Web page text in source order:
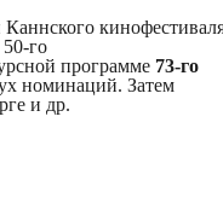
го
программе 73-го
номинаций. Затем
и др.